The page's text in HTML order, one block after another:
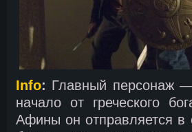
Info: Главный персонаж
начало от греческого
Афины он отправляется в